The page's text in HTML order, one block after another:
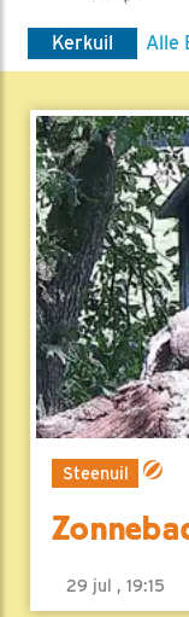
Kerkuil Alle
Steenuil
29 jul , 19:15